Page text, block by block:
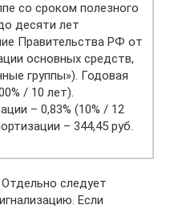
со сроком полезного
десяти лет
Правительства РФ от
основных средств,
группы»). Годовая
/ 10 лет).
– 0,83% (10% / 12
– 344,45 руб.
следует
Если